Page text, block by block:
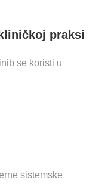
praksi
se koristi u
sistemske